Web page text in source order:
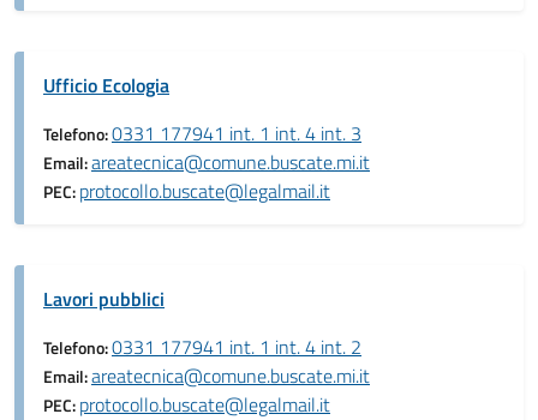
Ufficio Ecologia
Telefono:0331 177941 int. 1 int. 4 int. 3
Email:areatecnica@comune.buscate.mi.it
PEC:protocollo.buscate@legalmail.it
Lavori pubblici
Telefono:0331 177941 int. 1 int. 4 int. 2
Email:areatecnica@comune.buscate.mi.it
PEC:protocollo.buscate@legalmail.it